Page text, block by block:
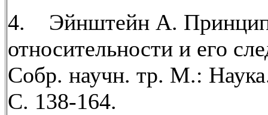
4. Эйнштейн А.
относительности и его
Собр. научн. тр. М.:
С. 138-164.